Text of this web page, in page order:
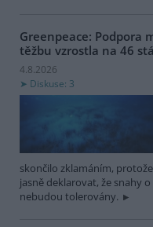
Greenpeace: Podpora
těžbu vzrostla na 46
4.8.2026
Diskuse: 3
skončilo zklamáním,
jasně deklarovat, že snahy
nebudou tolerovány.